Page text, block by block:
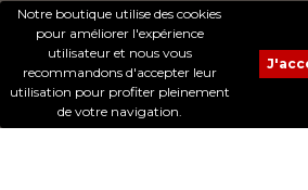
Notre boutique utilise des cookies
pour améliorer l'expérience
utilisateur et nous vous
recommandons d'accepter leur
utilisation pour profiter pleinement
de votre navigation.
© 2017 - Cheval Liberté. Tous
Création de sites Internet |